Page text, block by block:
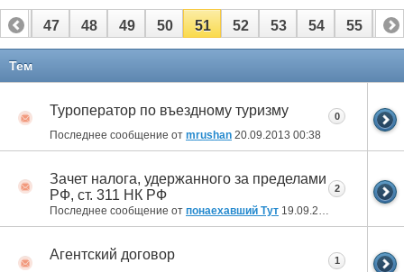
3 месяца
259
-10%
полгода
499 ₽
Отмена Оплатить
46 47 48 49 50 51 52 53 54 55 56
66
Тем
Туроператор по въездному туризму
Последнее сообщение от mrushan 20.09.2013 00:38
0
Зачет налога, удержанного за пределами
РФ, ст. 311 НК РФ
Последнее сообщение от понаехавший Тут 19.09.2013
2
Агентский договор 1